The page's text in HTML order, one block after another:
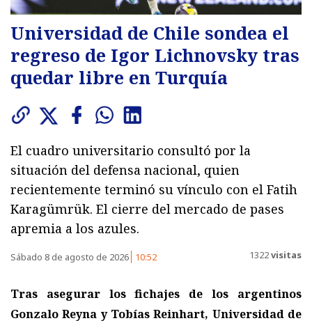
Universidad de Chile sondea el
regreso de Igor Lichnovsky tras
quedar libre en Turquía
El cuadro universitario consultó por la
situación del defensa nacional, quien
recientemente terminó su vínculo con el Fatih
Karagümrük. El cierre del mercado de pases
apremia a los azules.
Sábado 8 de agosto de 2026 10:52 1322visitas
Tras asegurar los fichajes de los argentinos
Gonzalo Reyna y Tobías Reinhart, Universidad de